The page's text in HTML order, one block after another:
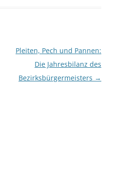
Pleiten, Pech und Pannen:
Die Jahresbilanz des
Bezirksbürgermeisters →